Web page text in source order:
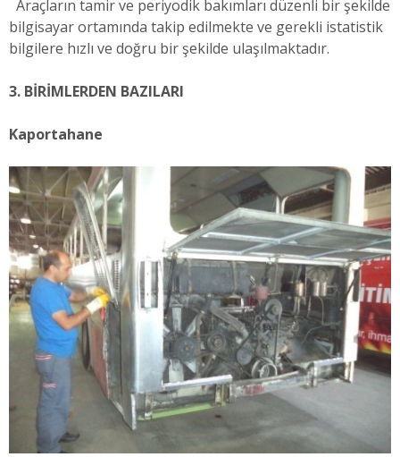
Araçların tamir ve periyodik bakımları düzenli bir şekilde
bilgisayar ortamında takip edilmekte ve gerekli istatistik
bilgilere hızlı ve doğru bir şekilde ulaşılmaktadır.
3. BİRİMLERDEN BAZILARI
Kaportahane